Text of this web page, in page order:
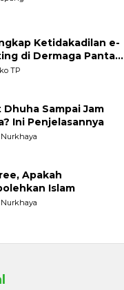
Ketidakadilan e-
di Dermaga Pantai
terhadap
TP
Dhuha Sampai Jam
Ini Penjelasannya
Apakah
Islam